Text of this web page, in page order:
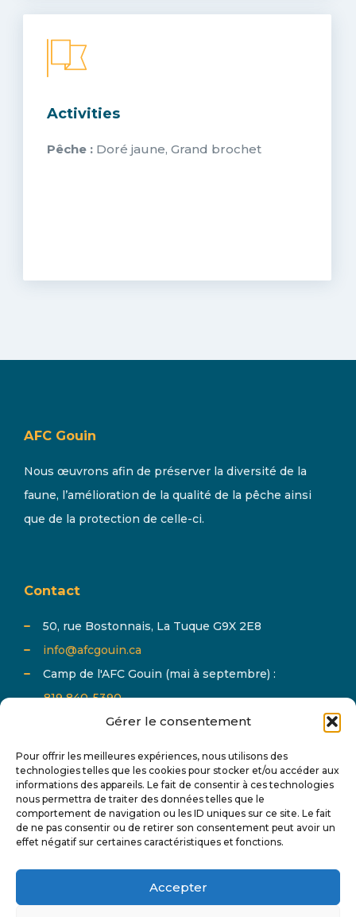
Gérer le consentement
Pour offrir les meilleures expériences, nous utilisons des
technologies telles que les cookies pour stocker et/ou accéder aux
informations des appareils. Le fait de consentir à ces technologies
nous permettra de traiter des données telles que le
comportement de navigation ou les ID uniques sur ce site. Le fait
de ne pas consentir ou de retirer son consentement peut avoir un
effet négatif sur certaines caractéristiques et fonctions.
Accepter
Activities
Pêche : Doré jaune, Grand brochet
AFC Gouin
Nous œuvrons afin de préserver la diversité de la
faune, l’amélioration de la qualité de la pêche ainsi
que de la protection de celle-ci.
Contact
50, rue Bostonnais, La Tuque G9X 2E8
info@afcgouin.ca
Camp de l'AFC Gouin (mai à septembre) :
819 840-5390
Abonnez-vous à notre infolettre et suivez-nous sur
les réseaux sociaux pour tout connaître de l'actualité
de AFC Gouin.